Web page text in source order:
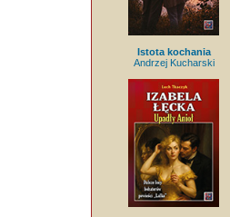
Istota kochania
Andrzej Kucharski